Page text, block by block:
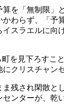
を「無制限
らず、「予
スラエルに
を見下ろす
クリスチャン
残され閑散
ンターが、乾